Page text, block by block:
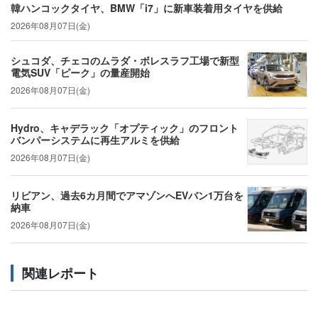
韓ハンコックタイヤ、BMW「i7」に新車装着用タイヤを供給
2026年08月07日(金)
シュコダ、チェコのムラダ・ボレスラフ工場で新型
電気SUV「ピーク」の量産開始
2026年08月07日(金)
Hydro、キャデラック「オプティック」のフロント
バンパーシステムに再生アルミを供給
2026年08月07日(金)
リビアン、過去6カ月間でアマゾンへEVバン1万台を
納車
2026年08月07日(金)
関連レポート